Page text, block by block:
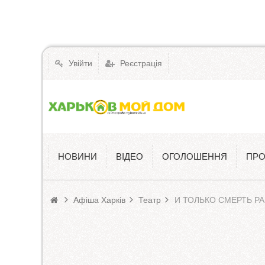
Увійти Реєстрація
Афіша
НОВИНИ ВІДЕО ОГОЛОШЕННЯ
Афіша Харків Театр И ТОЛЬКО СМЕРТЬ